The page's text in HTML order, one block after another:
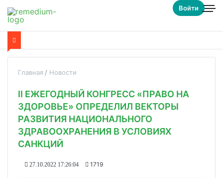
Войти
Главная Новости
II ЕЖЕГОДНЫЙ КОНГРЕСС «ПРАВО НА
ЗДОРОВЬЕ» ОПРЕДЕЛИЛ ВЕКТОРЫ
РАЗВИТИЯ НАЦИОНАЛЬНОГО
ЗДРАВООХРАНЕНИЯ В УСЛОВИЯХ
САНКЦИЙ
27.10.2022 17:26:04 1719